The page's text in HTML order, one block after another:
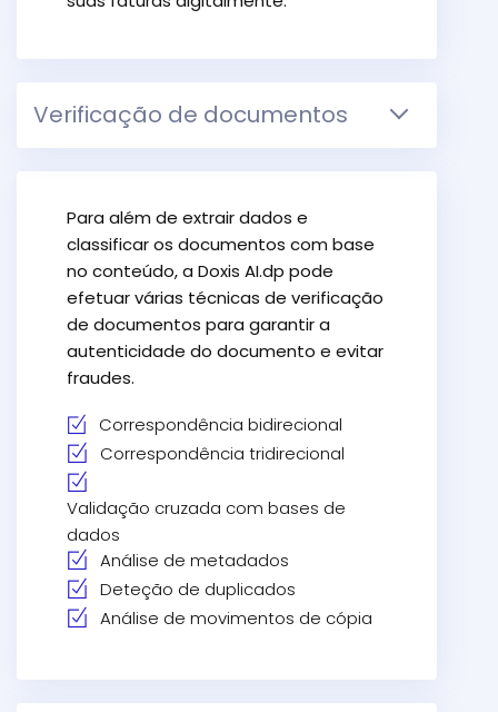
Verificação de documentos
Para além de extrair dados e
classificar os documentos com base
no conteúdo, a Doxis AI.dp pode
efetuar várias técnicas de verificação
de documentos para garantir a
autenticidade do documento e evitar
fraudes.
Correspondência bidirecional
Correspondência tridirecional
Validação cruzada com bases de
dados
Análise de metadados
Deteção de duplicados
Análise de movimentos de cópia